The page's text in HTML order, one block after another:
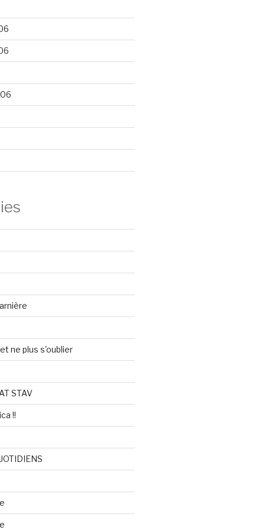
ne plus s'oublier
STAV
!!